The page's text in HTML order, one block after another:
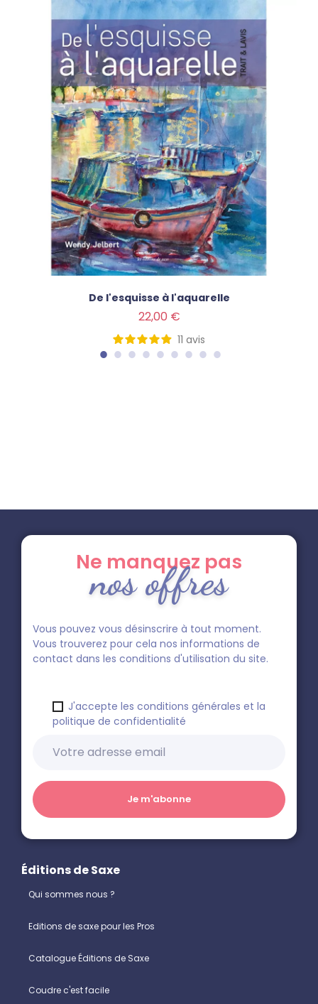
De l'esquisse à l'aquarelle
22,00 €
11 avis
Ne manquez pas
nos offres
Vous pouvez vous désinscrire à tout moment.
Vous trouverez pour cela nos informations de
contact dans les conditions d'utilisation du site.
J'accepte les conditions générales et la
politique de confidentialité
Éditions de Saxe
Qui sommes nous ?
Editions de saxe pour les Pros
Catalogue Éditions de Saxe
Coudre c'est facile